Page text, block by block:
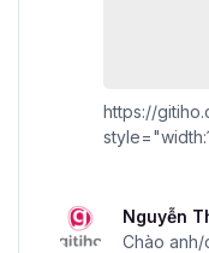
https://
Nguyễn
Chào anh/